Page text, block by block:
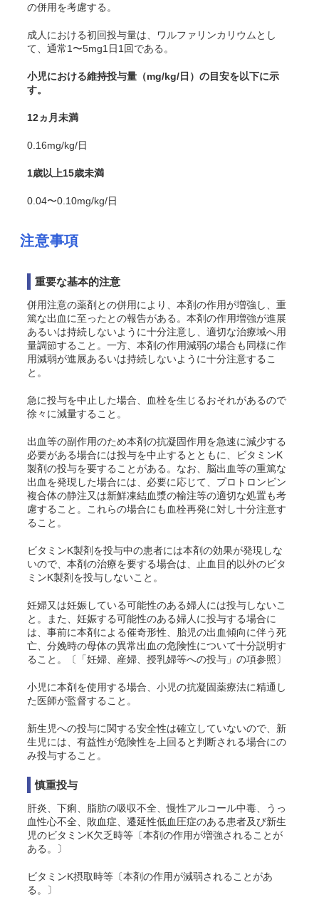
の併用を考慮する。
成人における初回投与量は、ワルファリンカリウムとし
て、通常1〜5mg1日1回である。
小児における維持投与量（mg/kg/日）の目安を以下に示
す。
12ヵ月未満
0.16mg/kg/日
1歳以上15歳未満
0.04〜0.10mg/kg/日
注意事項
重要な基本的注意
併用注意の薬剤との併用により、本剤の作用が増強し、重
篤な出血に至ったとの報告がある。本剤の作用増強が進展
あるいは持続しないように十分注意し、適切な治療域へ用
量調節すること。一方、本剤の作用減弱の場合も同様に作
用減弱が進展あるいは持続しないように十分注意するこ
と。
急に投与を中止した場合、血栓を生じるおそれがあるので
徐々に減量すること。
出血等の副作用のため本剤の抗凝固作用を急速に減少する
必要がある場合には投与を中止するとともに、ビタミンK
製剤の投与を要することがある。なお、脳出血等の重篤な
出血を発現した場合には、必要に応じて、プロトロンビン
複合体の静注又は新鮮凍結血漿の輸注等の適切な処置も考
慮すること。これらの場合にも血栓再発に対し十分注意す
ること。
ビタミンK製剤を投与中の患者には本剤の効果が発現しな
いので、本剤の治療を要する場合は、止血目的以外のビタ
ミンK製剤を投与しないこと。
妊婦又は妊娠している可能性のある婦人には投与しないこ
と。また、妊娠する可能性のある婦人に投与する場合に
は、事前に本剤による催奇形性、胎児の出血傾向に伴う死
亡、分娩時の母体の異常出血の危険性について十分説明す
ること。〔「妊婦、産婦、授乳婦等への投与」の項参照〕
小児に本剤を使用する場合、小児の抗凝固薬療法に精通し
た医師が監督すること。
新生児への投与に関する安全性は確立していないので、新
生児には、有益性が危険性を上回ると判断される場合にの
み投与すること。
慎重投与
肝炎、下痢、脂肪の吸収不全、慢性アルコール中毒、うっ
血性心不全、敗血症、遷延性低血圧症のある患者及び新生
児のビタミンK欠乏時等〔本剤の作用が増強されることが
ある。〕
ビタミンK摂取時等〔本剤の作用が減弱されることがあ
る。〕